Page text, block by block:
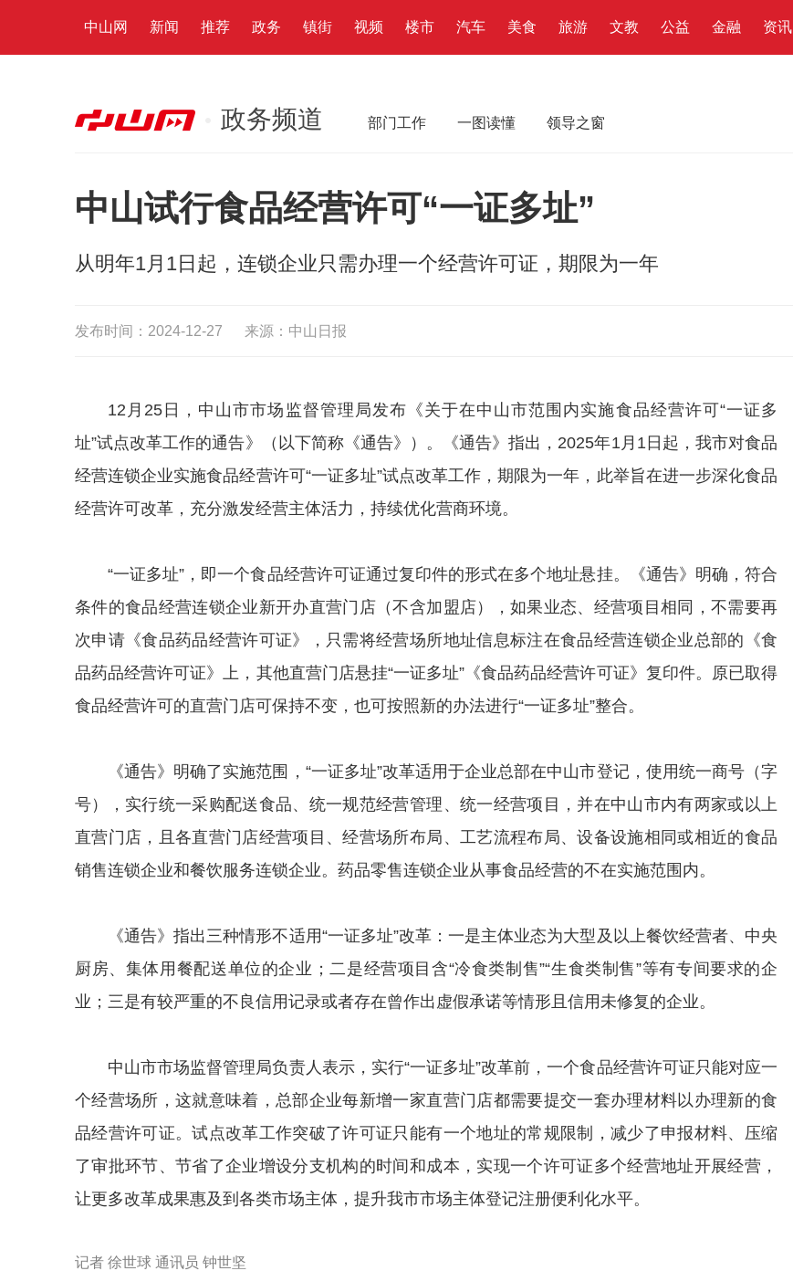
中山网 新闻 推荐 政务 镇街 视频 楼市 汽车 美食 旅游 文教 公益 金融 资讯
政务频道 部门工作 一图读懂 领导之窗
中山试行食品经营许可“一证多址”
从明年1月1日起，连锁企业只需办理一个经营许可证，期限为一年
发布时间：2024-12-27 来源：中山日报
12月25日，中山市市场监督管理局发布《关于在中山市范围内实施食品经营许可“一证多
址”试点改革工作的通告》（以下简称《通告》）。《通告》指出，2025年1月1日起，我市对食品
经营连锁企业实施食品经营许可“一证多址”试点改革工作，期限为一年，此举旨在进一步深化食品
经营许可改革，充分激发经营主体活力，持续优化营商环境。
“一证多址”，即一个食品经营许可证通过复印件的形式在多个地址悬挂。《通告》明确，符合
条件的食品经营连锁企业新开办直营门店（不含加盟店），如果业态、经营项目相同，不需要再
次申请《食品药品经营许可证》，只需将经营场所地址信息标注在食品经营连锁企业总部的《食
品药品经营许可证》上，其他直营门店悬挂“一证多址”《食品药品经营许可证》复印件。原已取得
食品经营许可的直营门店可保持不变，也可按照新的办法进行“一证多址”整合。
《通告》明确了实施范围，“一证多址”改革适用于企业总部在中山市登记，使用统一商号（字
号），实行统一采购配送食品、统一规范经营管理、统一经营项目，并在中山市内有两家或以上
直营门店，且各直营门店经营项目、经营场所布局、工艺流程布局、设备设施相同或相近的食品
销售连锁企业和餐饮服务连锁企业。药品零售连锁企业从事食品经营的不在实施范围内。
《通告》指出三种情形不适用“一证多址”改革：一是主体业态为大型及以上餐饮经营者、中央
厨房、集体用餐配送单位的企业；二是经营项目含“冷食类制售”“生食类制售”等有专间要求的企
业；三是有较严重的不良信用记录或者存在曾作出虚假承诺等情形且信用未修复的企业。
中山市市场监督管理局负责人表示，实行“一证多址”改革前，一个食品经营许可证只能对应一
个经营场所，这就意味着，总部企业每新增一家直营门店都需要提交一套办理材料以办理新的食
品经营许可证。试点改革工作突破了许可证只能有一个地址的常规限制，减少了申报材料、压缩
了审批环节、节省了企业增设分支机构的时间和成本，实现一个许可证多个经营地址开展经营，
让更多改革成果惠及到各类市场主体，提升我市市场主体登记注册便利化水平。
记者 徐世球 通讯员 钟世坚